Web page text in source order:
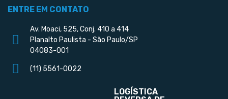
ENTRE EM CONTATO
Av. Moaci, 525, Conj. 410 a 414
Planalto Paulista - São Paulo/SP
04083-001
(11) 5561-0022
LOGÍSTICA